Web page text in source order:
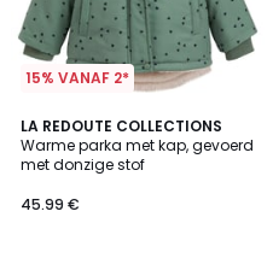
15% VANAF 2*
LA REDOUTE COLLECTIONS
Warme parka met kap, gevoerd
met donzige stof
45.99 €
4.8
/ 5